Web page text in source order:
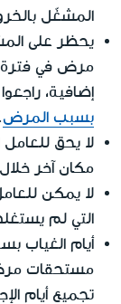
المشغّل
يحظر على
مرض في
إضافية، راجعوا
بسبب المرض.
لا يحق
مكان آخر
لا يمكن
التي لم
أيام الغياب
مستحقات
تجميع أيام